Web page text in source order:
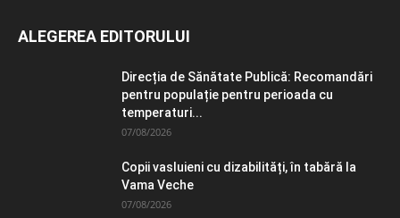
ALEGEREA EDITORULUI
Direcția de Sănătate Publică: Recomandări
pentru populație pentru perioada cu
temperaturi...
07/08/2026
Copii vasluieni cu dizabilități, în tabără la
Vama Veche
07/08/2026